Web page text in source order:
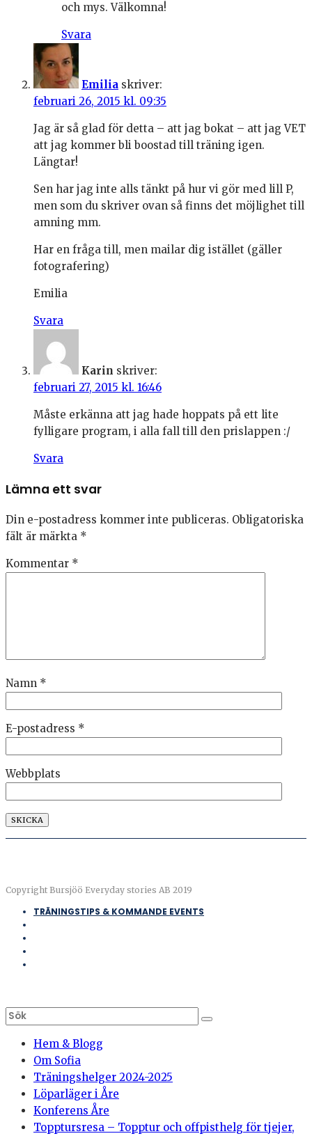
och mys. Välkomna!
Svara
Emilia skriver:
februari 26, 2015 kl. 09:35
Jag är så glad för detta – att jag bokat – att jag VET
att jag kommer bli boostad till träning igen.
Längtar!
Sen har jag inte alls tänkt på hur vi gör med lill P,
men som du skriver ovan så finns det möjlighet till
amning mm.
Har en fråga till, men mailar dig istället (gäller
fotografering)
Emilia
Svara
Karin skriver:
februari 27, 2015 kl. 16:46
Måste erkänna att jag hade hoppats på ett lite
fylligare program, i alla fall till den prislappen :/
Svara
Lämna ett svar
Din e-postadress kommer inte publiceras. Obligatoriska
fält är märkta *
Kommentar *
Namn *
E-postadress *
Webbplats
Copyright Bursjöö Everyday stories AB 2019
TRÄNINGSTIPS & KOMMANDE EVENTS
Hem & Blogg
Om Sofia
Träningshelger 2024-2025
Löparläger i Åre
Konferens Åre
Topptursresa – Topptur och offpisthelg för tjejer,